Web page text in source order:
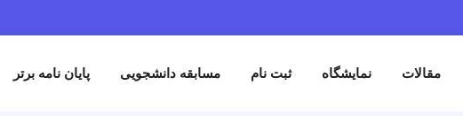
مقالات نمایشگاه ثبت نام مسابقه دانشجویی پایان نامه برتر